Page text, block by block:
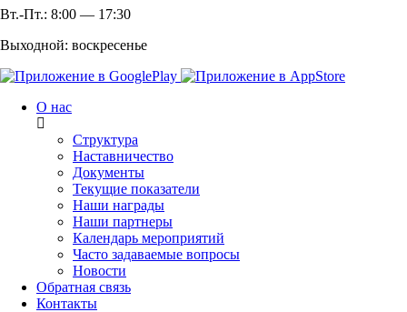
Вт.-Пт.: 8:00 — 17:30
Выходной: воскресенье
О нас
Структура
Наставничество
Документы
Текущие показатели
Наши награды
Наши партнеры
Календарь мероприятий
Часто задаваемые вопросы
Новости
Обратная связь
Контакты